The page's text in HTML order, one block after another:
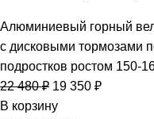
Алюминиевый горный
с дисковыми тормозами
подростков ростом 150-
22 480₽ 19 350 ₽
В корзину